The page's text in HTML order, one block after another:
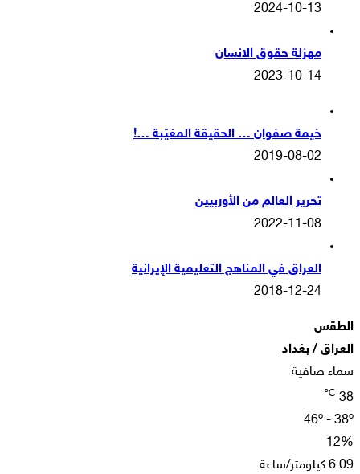
2024-10-13
مهزلة حقوق الانسان
2023-10-14
خيمة صفوان … الحقيقة المغيّبة …!
2019-08-02
تحرير العالم من الأوربيين
2022-11-08
العراق في المناهج التعليمية الإيرانية
2018-12-24
الطقس
العراق / بغداد
سماء صافية
38
℃
46º - 38º
12%
6.09 كيلومتر/ساعة